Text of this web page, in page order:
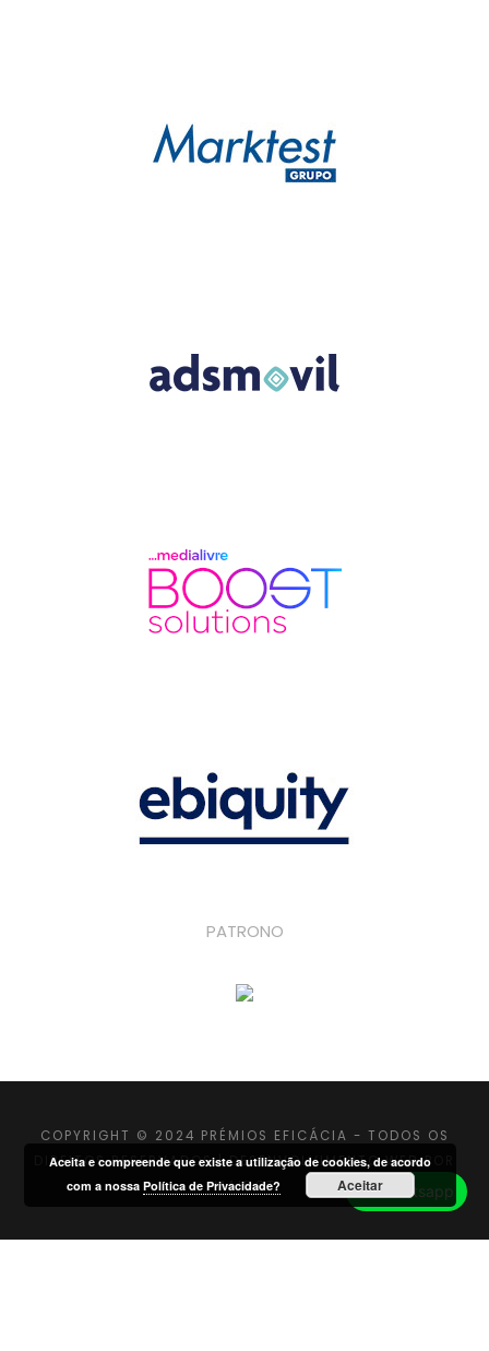
PATRONO
COPYRIGHT © 2024 PRÉMIOS EFICÁCIA - TODOS OS
DIREITOS RESERVADOS |DESENVOLVIMENTO WEBPOR
MAIDOT
Aceita e compreende que existe a utilização de cookies, de acordo
com a nossa Política de Privacidade? AceitarWhatsapp